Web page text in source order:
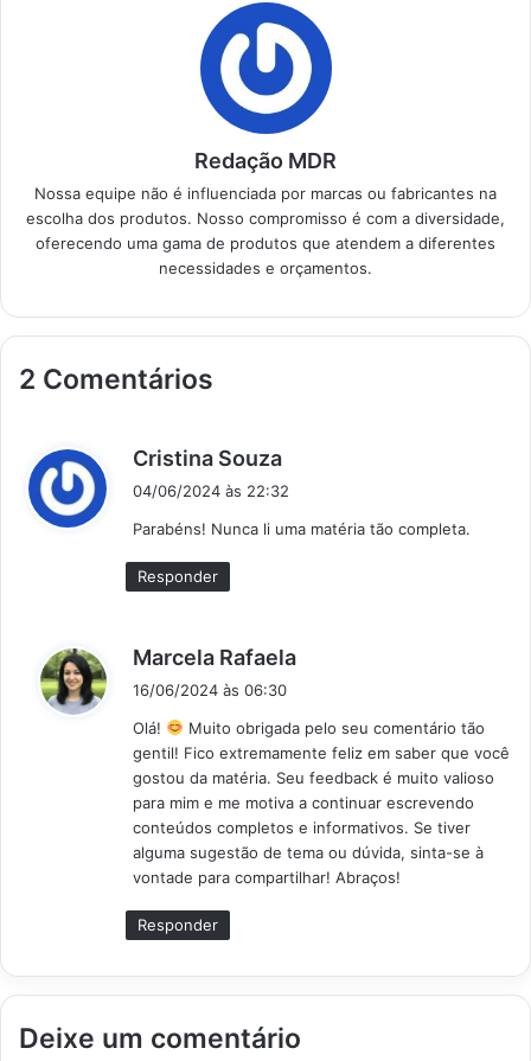
Redação MDR
Nossa equipe não é influenciada por marcas ou fabricantes na
escolha dos produtos. Nosso compromisso é com a diversidade,
oferecendo uma gama de produtos que atendem a diferentes
necessidades e orçamentos.
2 Comentários
Cristina Souza
s
04/06/2024 às 22:32
Parabéns! Nunca li uma matéria tão completa.
Responder
Marcela Rafaela
s
e
:
16/06/2024 às 06:30
Olá!
Muito obrigada pelo seu comentário tão
gentil! Fico extremamente feliz em saber que você
gostou da matéria. Seu feedback é muito valioso
para mim e me motiva a continuar escrevendo
conteúdos completos e informativos. Se tiver
alguma sugestão de tema ou dúvida, sinta-se à
vontade para compartilhar! Abraços!
Responder
Deixe um comentário